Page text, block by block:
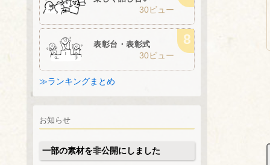
30ビュー
表彰台・表彰式
30ビュー
≫ランキングまとめ
お知らせ
一部の素材を非公開にしました